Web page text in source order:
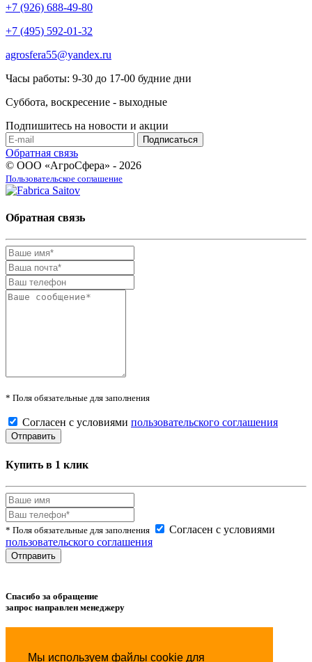
Мы используем файлы cookie для
+7 (926) 688-49-80
+7 (495) 592-01-32
agrosfera55@yandex.ru
Часы работы: 9-30 до 17-00 будние дни
Суббота, воскресение - выходные
Подпишитесь на новости и акции
Обратная связь
© ООО «АгроСфера» - 2026
Пользовательское соглашение
Обратная связь
* Поля обязательные для заполнения
Согласен с условиями пользовательского соглашения
Купить в 1 клик
* Поля обязательные для заполнения
Согласен с условиями
пользовательского соглашения
Спасибо за обращение
запрос направлен менеджеру